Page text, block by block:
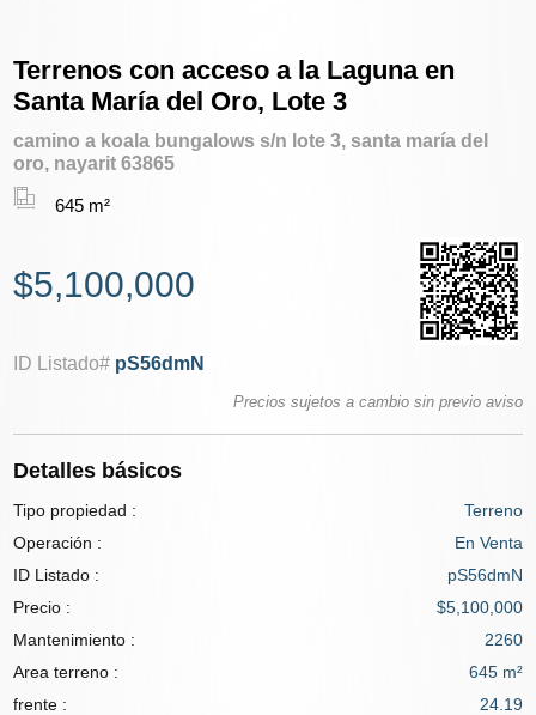
Terrenos con acceso a la Laguna en
Santa María del Oro, Lote 3
camino a koala bungalows s/n lote 3, santa maría del
oro, nayarit 63865
645 m²
$5,100,000
ID Listado# pS56dmN
Precios sujetos a cambio sin previo aviso
Detalles básicos
Tipo propiedad :
Terreno
Operación :
En Venta
ID Listado :
pS56dmN
Precio :
$5,100,000
Mantenimiento :
2260
Area terreno :
645 m²
frente :
24.19